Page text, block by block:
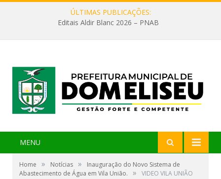
ÚLTIMAS PUBLICAÇÕES:
Editais Aldir Blanc 2026 – PNAB
MENU
Home » Notícias »
Inauguração do Novo Sistema de
Abastecimento de Água em Vila União.
» VIDEO VILA UNIÃO